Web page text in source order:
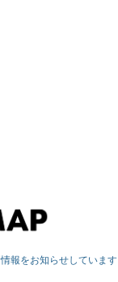
報をお知らせしています